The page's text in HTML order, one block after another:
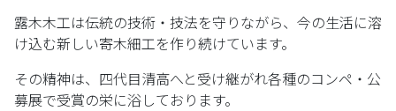
露木木工は伝統の技術・技法を守りながら、今の生活に溶
け込む新しい寄木細工を作り続けています。
その精神は、四代目清高へと受け継がれ各種のコンペ・公
募展で受賞の栄に浴しております。